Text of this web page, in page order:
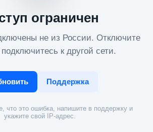
ограничен
не из России. Отключите
к другой сети.
Поддержка
что это ошибка, напишите в поддержку и
укажите свой IP-адрес.